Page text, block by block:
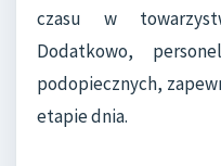
czasu w
Dodatkowo,
podopiecznych,
etapie dnia.